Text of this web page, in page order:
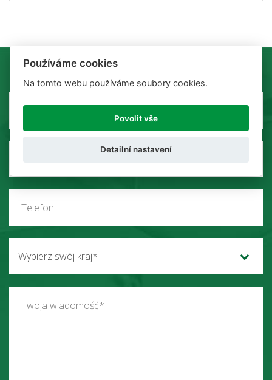
Wybierz swój kraj*
Používáme cookies
Na tomto webu používáme soubory cookies.
Povolit vše
Detailní nastavení